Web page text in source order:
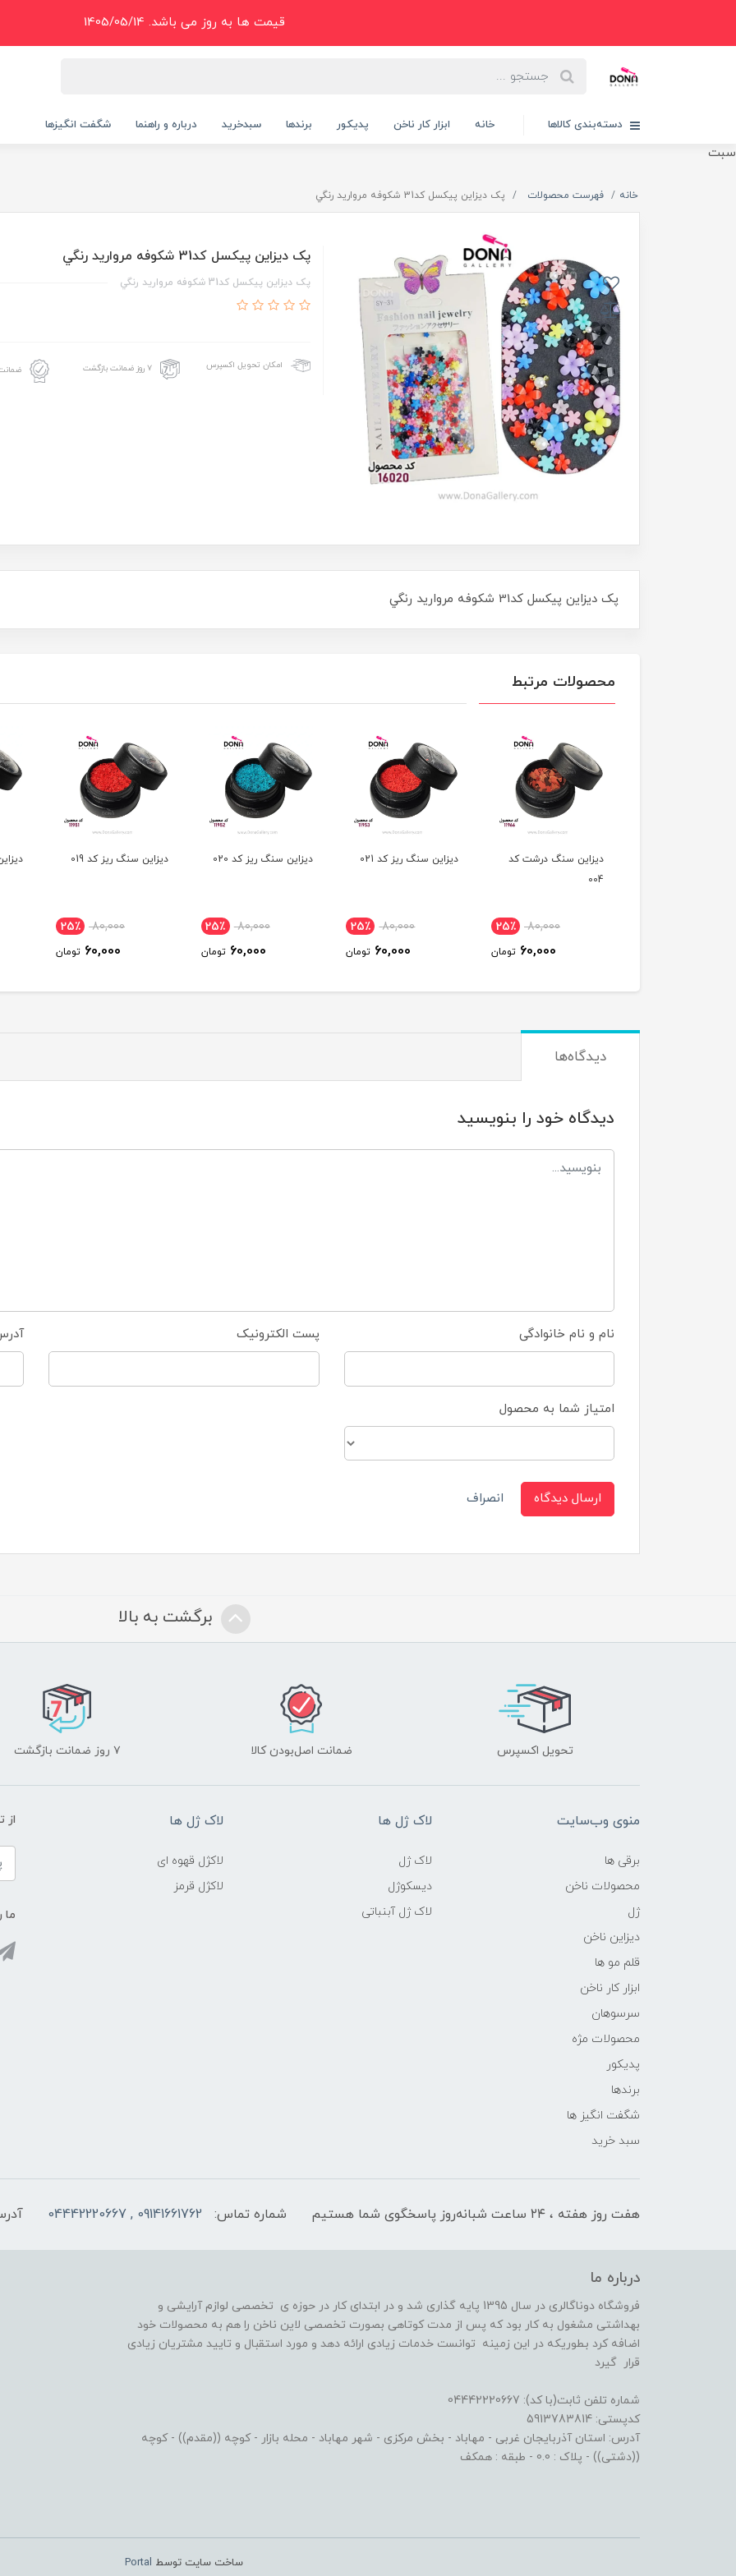
سبت
قیمت ها به روز می باشد. 1405/05/14
دسته‌بندی کالاها خانه ابزار کار ناخن پدیکور برندها سبدخرید درباره و راهنما شگفت انگیزها
خانه فهرست محصولات پک ديزاين پيکسل کد31 شکوفه مرواريد رنگي
پک ديزاين پيکسل کد31 شکوفه مرواريد رنگي
پک ديزاين پيکسل کد31 شکوفه مرواريد رنگي
امکان تحویل اکسپرس ۷ روز ضمانت بازگشت
پک ديزاين پيکسل کد31 شکوفه مرواريد رنگي
محصولات مرتبط
ديزاين سنگ ريز کد 021
80,000 25٪
60,000 تومان
ديزاين سنگ ريز کد 020
80,000 25٪
60,000 تومان
ديزاين سنگ ريز کد 019
80,000 25٪
60,000 تومان
ديزاين سنگ ريز کد 018
80,000 25٪
60,000 تومان
دیدگاه‌ها
دیدگاه خود را بنویسید
نام و نام خانوادگی پست الکترونیک
امتیاز شما به محصول
ارسال دیدگاه انصراف
برگشت به بالا
تحویل اکسپرس ضمانت اصل‌بودن کالا ۷ روز ضمانت بازگشت
منوی وب‌سایت
برقی ها
محصولات ناخن
ژل
دیزاین ناخن
قلم مو ها
ابزار کار ناخن
سرسوهان
محصولات مژه
پدیکور
برندها
شگفت انگیز ها
سبد خرید
لاک ژل ها
لاک ژل
دیسکوژل
لاک ژل آبنباتی
لاک ژل ها
لاکژل قهوه ای
لاکژل قرمز
از
ما
هفت روز هفته ، ۲۴ ساعت شبانه‌روز پاسخگوی شما هستیم شماره تماس: 09141661762 , 04442220667
درباره ما
فروشگاه دوناگالری در سال 1395 پایه گذاری شد و در ابتدای کار در حوزه ی تخصصی لوازم آرایشی و
بهداشتی مشغول به کار بود که پس از مدت کوتاهی بصورت تخصصی لاین ناخن را هم به محصولات خود
اضافه کرد بطوریکه در این زمینه توانست خدمات زیادی ارائه دهد و مورد استقبال و تایید مشتریان زیادی
قرار گیرد
شماره تلفن ثابت(با کد): 04442220667
کدپستی: 5913783814
آدرس: استان آذربایجان غربی - مهاباد - بخش مرکزی - شهر مهاباد - محله بازار - کوچه ((مقدم)) - کوچه
((دشتی)) - پلاک : 0.0 - طبقه : همکف
ساخت سایت توسط Portal